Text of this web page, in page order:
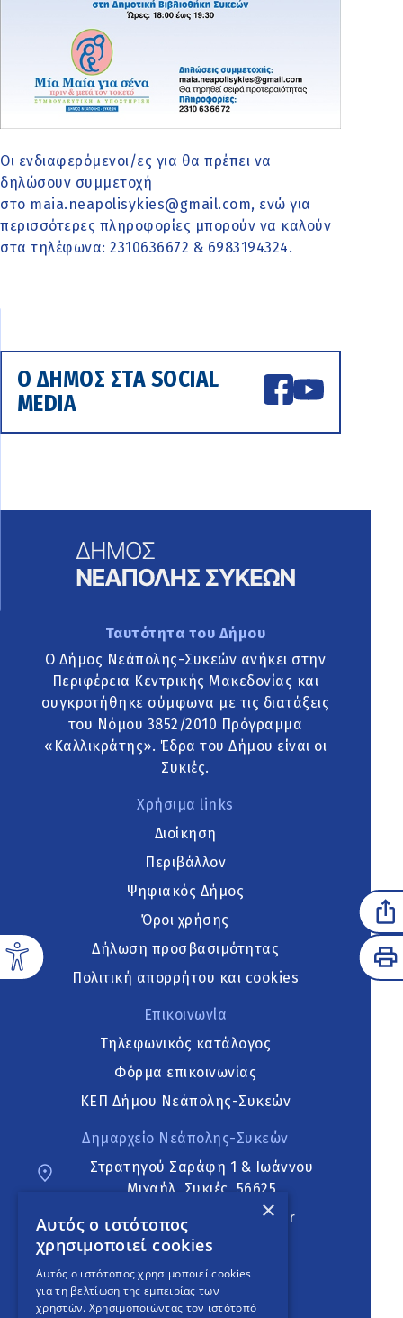
Οι ενδιαφερόμενοι/ες για θα πρέπει να
δηλώσουν συμμετοχή
στο maia.neapolisykies@gmail.com, ενώ για
περισσότερες πληροφορίες μπορούν να καλούν
στα τηλέφωνα: 2310636672 & 6983194324.
Ο ΔΗΜΟΣ ΣΤΑ SOCIAL
MEDIA
Ταυτότητα του Δήμου
Ο Δήμος Νεάπολης-Συκεών ανήκει στην
Περιφέρεια Κεντρικής Μακεδονίας και
συγκροτήθηκε σύμφωνα με τις διατάξεις
του Νόμου 3852/2010 Πρόγραμμα
«Καλλικράτης». Έδρα του Δήμου είναι οι
Συκιές.
Χρήσιμα links
Διοίκηση
Περιβάλλον
Ψηφιακός Δήμος
Όροι χρήσης
Δήλωση προσβασιμότητας
Πολιτική απορρήτου και cookies
Επικοινωνία
Τηλεφωνικός κατάλογος
Φόρμα επικοινωνίας
ΚΕΠ Δήμου Νεάπολης-Συκεών
Δημαρχείο Νεάπολης-Συκεών
Στρατηγού Σαράφη 1 & Ιωάννου
Μιχαήλ, Συκιές, 56625
neapoli.sykies@ddt.gov.gr
Ακολουθήστε
×
Αυτός ο ιστότοπος
χρησιμοποιεί cookies
Αυτός ο ιστότοπος χρησιμοποιεί cookies
για τη βελτίωση της εμπειρίας των
χρηστών. Χρησιμοποιώντας τον ιστότοπό